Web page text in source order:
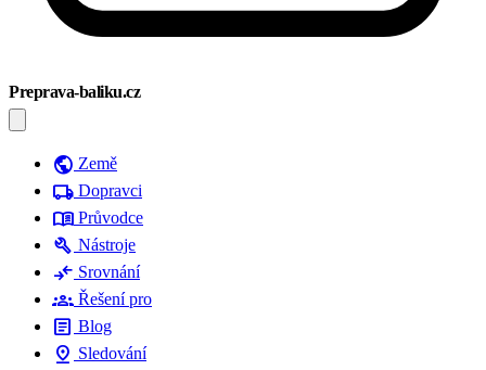
Preprava-baliku.cz
public Země
local_shipping Dopravci
menu_book Průvodce
build Nástroje
compare_arrows Srovnání
groups Řešení pro
article Blog
pin_drop Sledování